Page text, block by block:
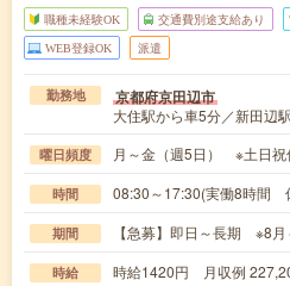
職種未経験OK 交通費別途支給あり
WEB登録OK 派遣
勤務地 京都府京田辺市
大住駅から車5分／新田辺
曜日頻度 月～金（週5日） ※土日祝
時間 08:30～17:30(実働8時間
期間 【急募】即日～長期 ※8月
時給 時給1420円 月収例